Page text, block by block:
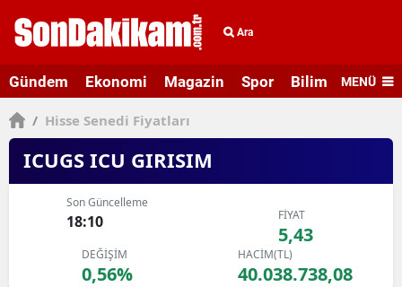
Ara
Gündem Ekonomi Magazin Spor Bilim veMENÜ
/ Hisse Senedi Fiyatları
ICUGS ICU GIRISIM
Son Güncelleme
18:10 FİYAT
5,43
DEĞİŞİM
0,56%
HACİM(TL)
40.038.738,08